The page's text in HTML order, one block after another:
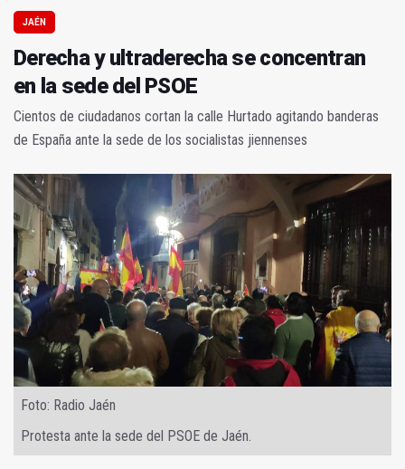
JAÉN
Derecha y ultraderecha se concentran
en la sede del PSOE
Cientos de ciudadanos cortan la calle Hurtado agitando banderas
de España ante la sede de los socialistas jiennenses
Foto: Radio Jaén
Protesta ante la sede del PSOE de Jaén.